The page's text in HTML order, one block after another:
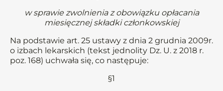
w sprawie zwolnienia z obowiązku opłacania
miesięcznej składki członkowskiej
Na podstawie art. 25 ustawy z dnia 2 grudnia 2009r.
o izbach lekarskich (tekst jednolity Dz. U. z 2018 r.
poz. 168) uchwała się, co następuje:
§1